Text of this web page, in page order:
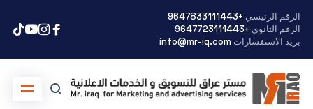
الرقم الرئيسي +9647833111443
الرقم الثانوي +9647723111443
بريد الاستفسارات info@mr-iq.com